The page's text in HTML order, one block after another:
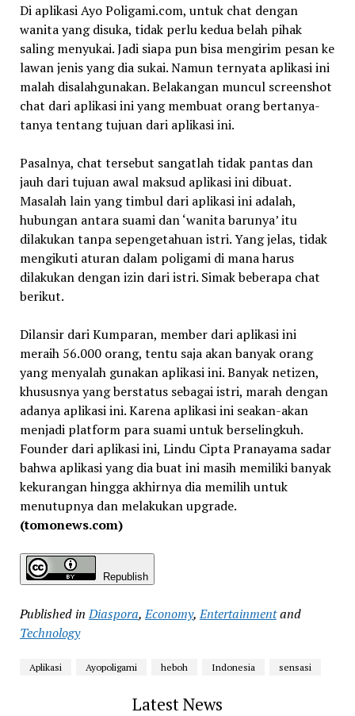
Di aplikasi Ayo Poligami.com, untuk chat dengan
wanita yang disuka, tidak perlu kedua belah pihak
saling menyukai. Jadi siapa pun bisa mengirim pesan ke
lawan jenis yang dia sukai. Namun ternyata aplikasi ini
malah disalahgunakan. Belakangan muncul screenshot
chat dari aplikasi ini yang membuat orang bertanya-
tanya tentang tujuan dari aplikasi ini.
Pasalnya, chat tersebut sangatlah tidak pantas dan
jauh dari tujuan awal maksud aplikasi ini dibuat.
Masalah lain yang timbul dari aplikasi ini adalah,
hubungan antara suami dan ‘wanita barunya’ itu
dilakukan tanpa sepengetahuan istri. Yang jelas, tidak
mengikuti aturan dalam poligami di mana harus
dilakukan dengan izin dari istri. Simak beberapa chat
berikut.
Dilansir dari Kumparan, member dari aplikasi ini
meraih 56.000 orang, tentu saja akan banyak orang
yang menyalah gunakan aplikasi ini. Banyak netizen,
khususnya yang berstatus sebagai istri, marah dengan
adanya aplikasi ini. Karena aplikasi ini seakan-akan
menjadi platform para suami untuk berselingkuh.
Founder dari aplikasi ini, Lindu Cipta Pranayama sadar
bahwa aplikasi yang dia buat ini masih memiliki banyak
kekurangan hingga akhirnya dia memilih untuk
menutupnya dan melakukan upgrade.
(tomonews.com)
Republish
Published in Diaspora,Economy,Entertainmentand
Technology
Aplikasi Ayopoligami heboh Indonesia sensasi
Latest News